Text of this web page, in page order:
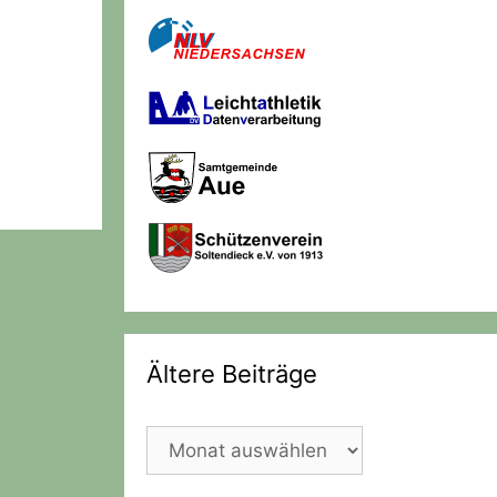
Ältere Beiträge
Ältere
Beiträge